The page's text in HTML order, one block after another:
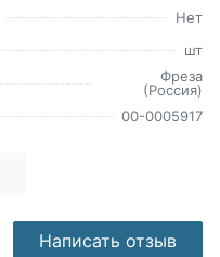
Нет
шт
Фреза
(Россия)
00-0005917
Написать отзыв